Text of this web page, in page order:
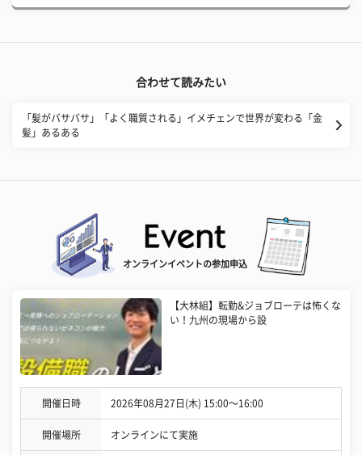
合わせて読みたい
「髪がバサバサ」「よく職質される」イメチェンで世界が変わる「金
髪」あるある
オンラインイベントの参加申込
【大林組】転勤&ジョブローテは怖くな
い！九州の現場から設
開催日時 2026年08月27日(木) 15:00〜16:00
開催場所 オンラインにて実施